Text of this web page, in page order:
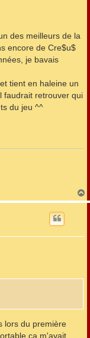
des meilleurs de la
encore de Cre$u$
je bavais
tient en haleine un
faudrait retrouver qui
du jeu ^^
a
lors du première
ça m'avait